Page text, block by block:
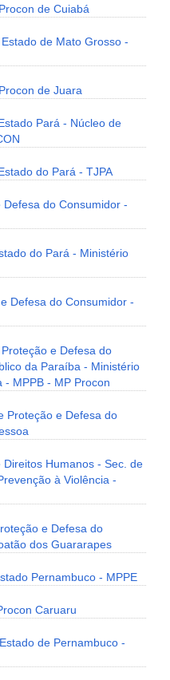
de Cuiabá
de Mato Grosso -
de Juara
Pará - Núcleo de
do Pará - TJPA
Defesa do Consumidor -
do Pará - Ministério
Defesa do Consumidor -
e Defesa do
da Paraíba - Ministério
- MPPB - MP Procon
Proteção e Defesa do
Humanos - Sec. de
à Violência -
e Defesa do
dos Guararapes
Pernambuco - MPPE
Caruaru
de Pernambuco -